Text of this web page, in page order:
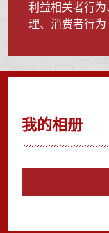
利益相关者行
理、消费者行为
我的相册